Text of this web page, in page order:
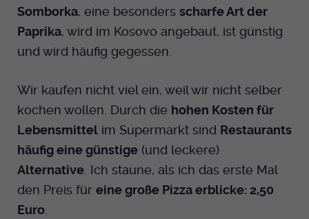
Somborka, eine besonders scharfe Art der
Paprika, wird im Kosovo angebaut, ist günstig
und wird häufig gegessen.
Wir kaufen nicht viel ein, weil wir nicht selber
kochen wollen. Durch die hohen Kosten für
Lebensmittel im Supermarkt sind Restaurants
häufig eine günstige (und leckere)
Alternative. Ich staune, als ich das erste Mal
den Preis für eine große Pizza erblicke: 2,50
Euro.